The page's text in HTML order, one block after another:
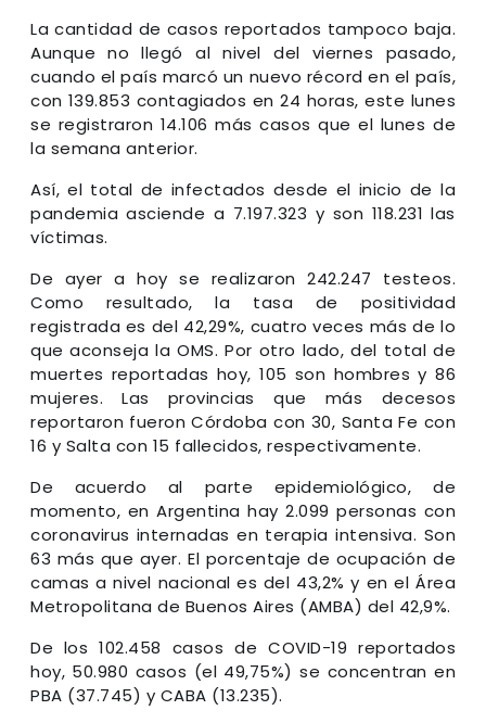
La cantidad de casos reportados tampoco baja.
Aunque no llegó al nivel del viernes pasado,
cuando el país marcó un nuevo récord en el país,
con 139.853 contagiados en 24 horas, este lunes
se registraron 14.106 más casos que el lunes de
la semana anterior.
Así, el total de infectados desde el inicio de la
pandemia asciende a 7.197.323 y son 118.231 las
víctimas.
De ayer a hoy se realizaron 242.247 testeos.
Como resultado, la tasa de positividad
registrada es del 42,29%, cuatro veces más de lo
que aconseja la OMS. Por otro lado, del total de
muertes reportadas hoy, 105 son hombres y 86
mujeres. Las provincias que más decesos
reportaron fueron Córdoba con 30, Santa Fe con
16 y Salta con 15 fallecidos, respectivamente.
De acuerdo al parte epidemiológico, de
momento, en Argentina hay 2.099 personas con
coronavirus internadas en terapia intensiva. Son
63 más que ayer. El porcentaje de ocupación de
camas a nivel nacional es del 43,2% y en el Área
Metropolitana de Buenos Aires (AMBA) del 42,9%.
De los 102.458 casos de COVID-19 reportados
hoy, 50.980 casos (el 49,75%) se concentran en
PBA (37.745) y CABA (13.235).